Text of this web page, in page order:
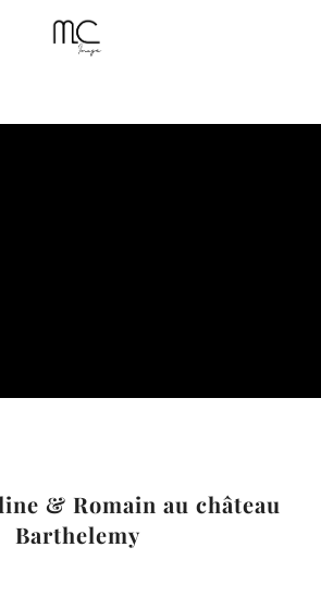
& Romain au château
Barthelemy